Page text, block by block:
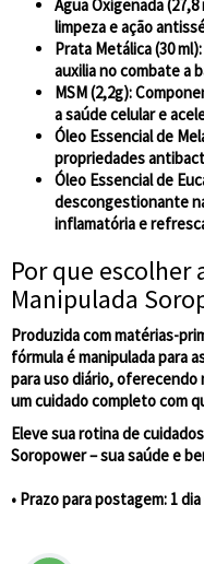
Água Oxigenada (27,8
limpeza e ação
Prata Metálica (30 ml)
auxilia no combate a
MSM (2,2g):
a saúde celular e
Óleo Essencial de
propriedades
Óleo Essencial de
descongestionante
inflamatória e
Por que escolher
Manipulada
Produzida com matérias-
fórmula é manipulada para
para uso diário,
um cuidado completo com
Eleve sua rotina de
Soropower – sua saúde e
• Prazo para postagem: 1